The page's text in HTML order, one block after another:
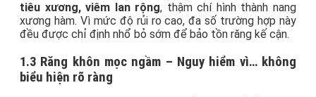
tiêu xương, viêm lan rộng, thậm chí hình thành nang
xương hàm. Vì mức độ rủi ro cao, đa số trường hợp này
đều được chỉ định nhổ bỏ sớm để bảo tồn răng kế cận.
1.3 Răng khôn mọc ngầm – Nguy hiểm vì… không
biểu hiện rõ ràng